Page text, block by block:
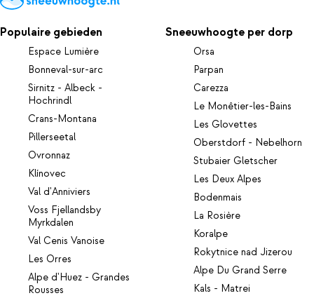
Populaire gebieden
Espace Lumière
Bonneval-sur-arc
Sirnitz - Albeck -
Hochrindl
Crans-Montana
Pillerseetal
Ovronnaz
Klínovec
Val d'Anniviers
Voss Fjellandsby
Myrkdalen
Val Cenis Vanoise
Les Orres
Alpe d'Huez - Grandes
Rousses
Sneeuwhoogte per dorp
Orsa
Parpan
Carezza
Le Monêtier-les-Bains
Les Glovettes
Oberstdorf - Nebelhorn
Stubaier Gletscher
Les Deux Alpes
Bodenmais
La Rosière
Koralpe
Rokytnice nad Jizerou
Alpe Du Grand Serre
Kals - Matrei